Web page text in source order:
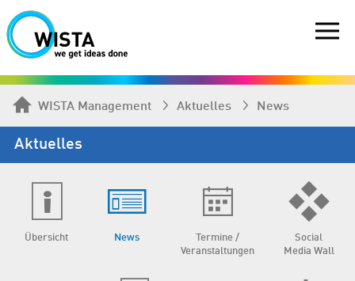
WISTA Management Aktuelles News
Aktuelles
Übersicht News
Termine /
Veranstaltungen
Social
Media Wall